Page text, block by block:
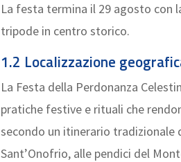
La festa termina il 29 agosto con
tripode in centro storico.
1.2 Localizzazione
La Festa della Perdonanza
pratiche festive e rituali che
secondo un itinerario tradizionale
Sant’Onofrio, alle pendici del